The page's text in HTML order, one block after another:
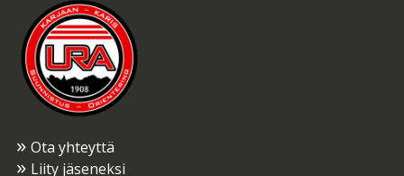
Ota yhteyttä
Liity jäseneksi